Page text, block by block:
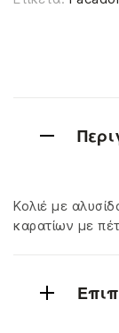
Κολιέ με
καρατίων με